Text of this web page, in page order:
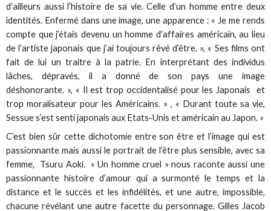
d’ailleurs aussi l’histoire de sa vie. Celle d’un homme entre deux
identités. Enfermé dans une image, une apparence : « Je me rends
compte que j’étais devenu un homme d’affaires américain, au lieu
de l’artiste japonais que j’ai toujours rêvé d’être. », « Ses films ont
fait de lui un traitre à la patrie. En interprétant des individus
lâches, dépravés, il a donné de son pays une image
déshonorante. », « Il est trop occidentalisé pour les Japonais et
trop moralisateur pour les Américains. » , « Durant toute sa vie,
Sessue s’est senti japonais aux Etats-Unis et américain au Japon. »
C’est bien sûr cette dichotomie entre son être et l’image qui est
passionnante mais aussi le portrait de l’être plus sensible, avec sa
femme, Tsuru Aoki. « Un homme cruel » nous raconte aussi une
passionnante histoire d’amour qui a surmonté le temps et la
distance et le succès et les infidélités, et une autre, impossible,
chacune révélant une autre facette du personnage. Gilles Jacob